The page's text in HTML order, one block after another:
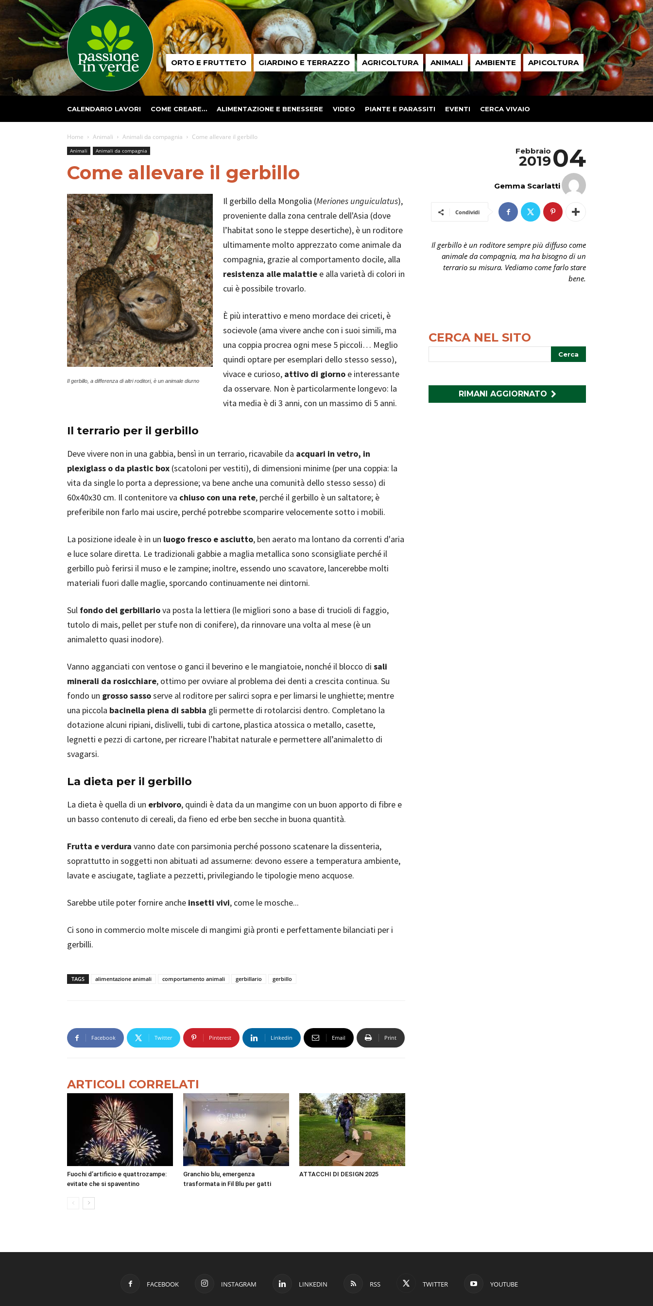
Passione
in ORTO E FRUTTETO GIARDINO E TERRAZZO AGRICOLTURA ANIMALI AMBIENTE APICOLTURA
CALENDARIO LAVORI COME CREARE… ALIMENTAZIONE E BENESSERE VIDEO PIANTE E PARASSITI EVENTI CERCA VIVAIO
Home Animali Animali da compagnia Come allevare il gerbillo
Animali Animali da compagnia
Come allevare il gerbillo
Il gerbillo, a differenza di altri roditori, è un animale diurno
Il gerbillo della Mongolia (Meriones unguiculatus),
proveniente dalla zona centrale dell'Asia (dove
l’habitat sono le steppe desertiche), è un roditore
ultimamente molto apprezzato come animale da
compagnia, grazie al comportamento docile, alla
resistenza alle malattie e alla varietà di colori in
cui è possibile trovarlo.
È più interattivo e meno mordace dei criceti, è
socievole (ama vivere anche con i suoi simili, ma
una coppia procrea ogni mese 5 piccoli… Meglio
quindi optare per esemplari dello stesso sesso),
vivace e curioso, attivo di giorno e interessante
da osservare. Non è particolarmente longevo: la
vita media è di 3 anni, con un massimo di 5 anni.
Il terrario per il gerbillo
Deve vivere non in una gabbia, bensì in un terrario, ricavabile da acquari in vetro, in
plexiglass o da plastic box (scatoloni per vestiti), di dimensioni minime (per una coppia: la
vita da single lo porta a depressione; va bene anche una comunità dello stesso sesso) di
60x40x30 cm. Il contenitore va chiuso con una rete, perché il gerbillo è un saltatore; è
preferibile non farlo mai uscire, perché potrebbe scomparire velocemente sotto i mobili.
La posizione ideale è in un luogo fresco e asciutto, ben aerato ma lontano da correnti d'aria
e luce solare diretta. Le tradizionali gabbie a maglia metallica sono sconsigliate perché il
gerbillo può ferirsi il muso e le zampine; inoltre, essendo uno scavatore, lancerebbe molti
materiali fuori dalle maglie, sporcando continuamente nei dintorni.
Sul fondo del gerbillariova posta la lettiera (le migliori sono a base di trucioli di faggio,
tutolo di mais, pellet per stufe non di conifere), da rinnovare una volta al mese (è un
animaletto quasi inodore).
Vanno agganciati con ventose o ganci il beverino e le mangiatoie, nonché il blocco di sali
minerali da rosicchiare, ottimo per ovviare al problema dei denti a crescita continua. Su
fondo un grosso sassoserve al roditore per salirci sopra e per limarsi le unghiette; mentre
una piccola bacinella piena di sabbia gli permette di rotolarcisi dentro. Completano la
dotazione alcuni ripiani, dislivelli, tubi di cartone, plastica atossica o metallo, casette,
legnetti e pezzi di cartone, per ricreare l’habitat naturale e permettere all’animaletto di
svagarsi.
La dieta per il gerbillo
La dieta è quella di un erbivoro, quindi è data da un mangime con un buon apporto di fibre e
un basso contenuto di cereali, da fieno ed erbe ben secche in buona quantità.
Frutta e verdura vanno date con parsimonia perché possono scatenare la dissenteria,
soprattutto in soggetti non abituati ad assumerne: devono essere a temperatura ambiente,
lavate e asciugate, tagliate a pezzetti, privilegiando le tipologie meno acquose.
Sarebbe utile poter fornire anche insetti vivi, come le mosche...
Ci sono in commercio molte miscele di mangimi già pronti e perfettamente bilanciati per i
gerbilli.
TAGS alimentazione animali comportamento animali gerbillario gerbillo
Facebook Twitter Pinterest Linkedin Email Print
ARTICOLI CORRELATI
Fuochi d’artificio e quattrozampe:
evitate che si spaventino
Granchio blu, emergenza
trasformata in Fil Blu per gatti
ATTACCHI DI DESIGN 2025
04
Febbraio
2019
Gemma Scarlatti
Condividi
Il gerbillo è un roditore sempre più diffuso come
animale da compagnia, ma ha bisogno di un
terrario su misura. Vediamo come farlo stare
bene.
CERCA NEL SITO
RIMANI AGGIORNATO
FACEBOOK INSTAGRAM LINKEDIN RSS TWITTER YOUTUBE